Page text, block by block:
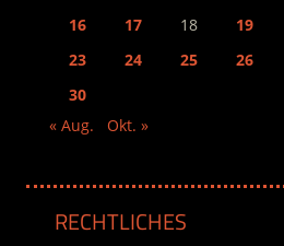
16
17 18 19
23
24 25 26
30
« Aug.
Okt. »
RECHTLICHES